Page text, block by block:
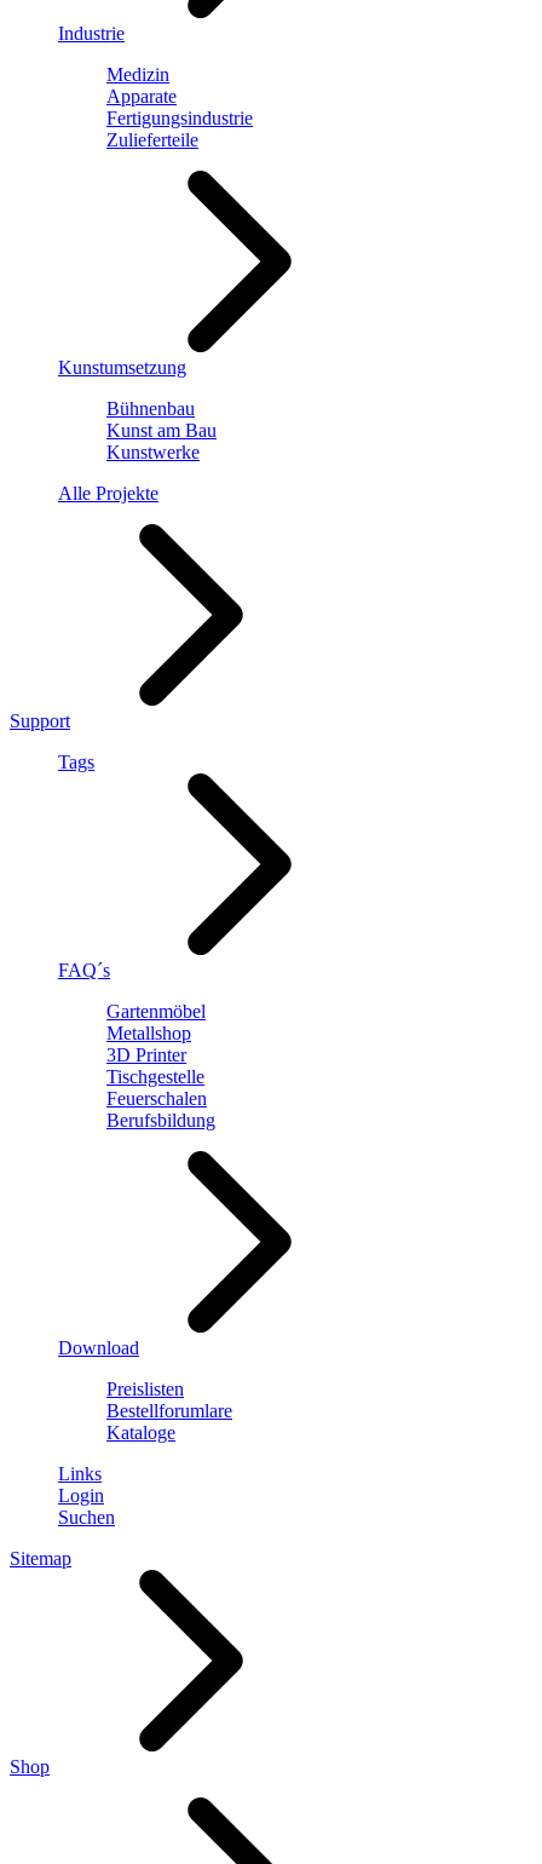
Industrie
Medizin
Apparate
Fertigungsindustrie
Zulieferteile
Kunstumsetzung
Bühnenbau
Kunst am Bau
Kunstwerke
Alle Projekte
Support
Tags
FAQ´s
Gartenmöbel
Metallshop
3D Printer
Tischgestelle
Feuerschalen
Berufsbildung
Download
Preislisten
Bestellforumlare
Kataloge
Links
Login
Suchen
Sitemap
Shop